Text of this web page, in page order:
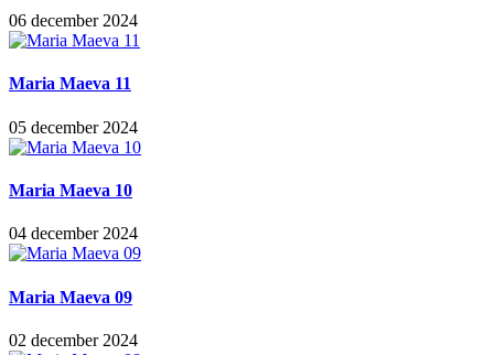
06 december 2024
Maria Maeva 11
05 december 2024
Maria Maeva 10
04 december 2024
Maria Maeva 09
02 december 2024